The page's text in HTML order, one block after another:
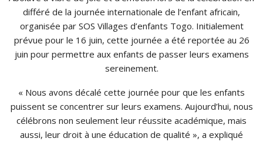
différé de la journée internationale de l’enfant africain,
organisée par SOS Villages d’enfants Togo. Initialement
prévue pour le 16 juin, cette journée a été reportée au 26
juin pour permettre aux enfants de passer leurs examens
sereinement.
« Nous avons décalé cette journée pour que les enfants
puissent se concentrer sur leurs examens. Aujourd’hui, nous
célébrons non seulement leur réussite académique, mais
aussi, leur droit à une éducation de qualité », a expliqué